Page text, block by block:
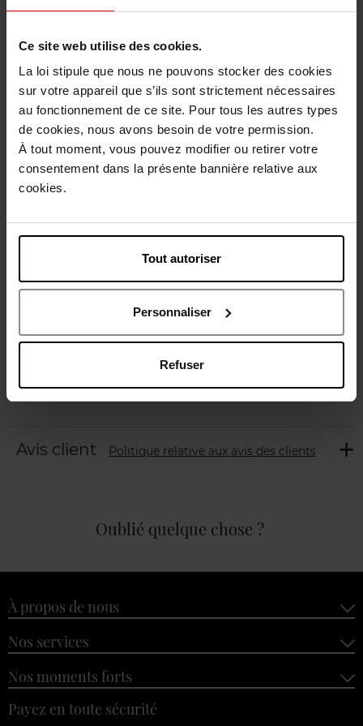
Ce site web utilise des cookies.
La loi stipule que nous ne pouvons stocker des cookies
sur votre appareil que s’ils sont strictement nécessaires
au fonctionnement de ce site. Pour tous les autres types
de cookies, nous avons besoin de votre permission.
À tout moment, vous pouvez modifier ou retirer votre
consentement dans la présente bannière relative aux
cookies.
Tout autoriser
Personnaliser
Refuser
Livraison
Cet article n'est plus disponible pour le moment
Etre prévenu de la disponibilité
Livraison gratuite à partir de 50€
Retour gratuit dans votre magasin
Description
Caractéristiques
Avis client Politique relative aux avis des clients
Oublié quelque chose ?
À propos de nous
Nos services
Nos moments forts
Payez en toute sécurité